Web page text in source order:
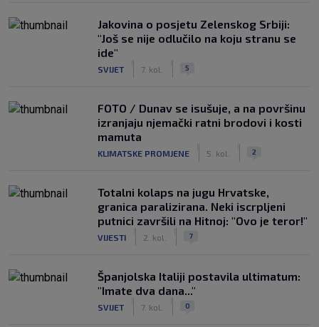
Jakovina o posjetu Zelenskog Srbiji:
"Još se nije odlučilo na koju stranu se
ide"
SVIJET 7. kol. 5
FOTO / Dunav se isušuje, a na površinu
izranjaju njemački ratni brodovi i kosti
mamuta
KLIMATSKE PROMJENE 5. kol. 2
Totalni kolaps na jugu Hrvatske,
granica paralizirana. Neki iscrpljeni
putnici završili na Hitnoj: "Ovo je teror!"
VIJESTI 2. kol. 7
Španjolska Italiji postavila ultimatum:
"Imate dva dana..."
SVIJET 7. kol. 0